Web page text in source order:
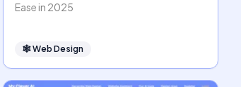
Ease in 2025
🕸Web Design